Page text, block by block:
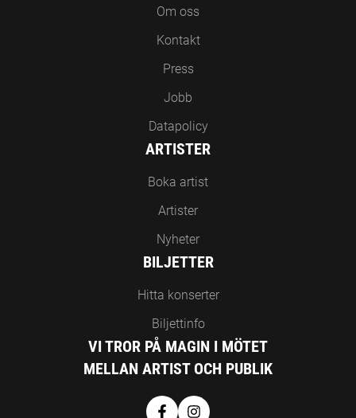
Om oss
Kontakt
Press
Jobb
Datapolicy
ARTISTER
Boka artist
Artister
Nyheter
BILJETTER
Hitta konserter
Biljettinfo
VI TROR PÅ MAGIN I MÖTET
MELLAN ARTIST OCH PUBLIK